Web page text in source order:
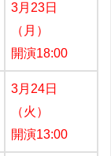
3月23日
（月）
開演18:00
3月24日
（火）
開演13:00